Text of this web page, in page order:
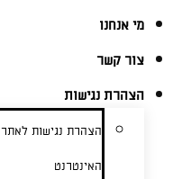
מי אנחנו
צור קשר
הצהרת נגישות
הצהרת נגישות לאתר
האינטרנט